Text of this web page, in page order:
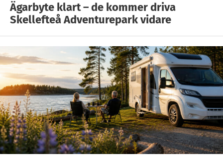
Ägarbyte klart – de kommer driva
Skellefteå Adventurepark vidare